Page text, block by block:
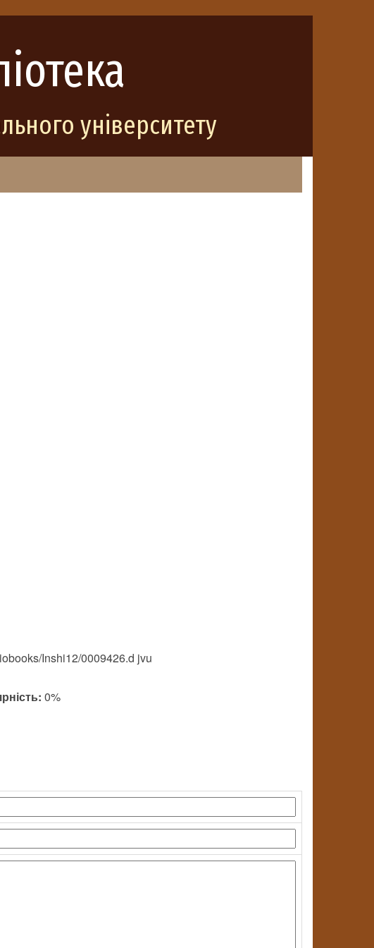
університету
Inshi12/0009426.d jvu
0%